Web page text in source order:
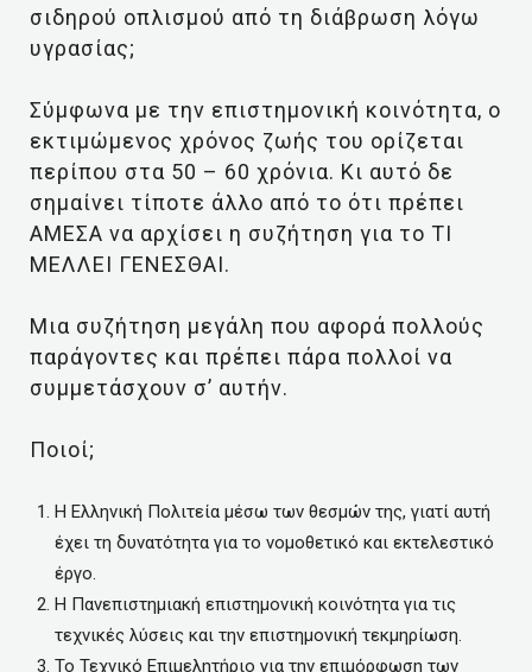
σιδηρού οπλισμού από τη διάβρωση λόγω
υγρασίας;
Σύμφωνα με την επιστημονική κοινότητα, ο
εκτιμώμενος χρόνος ζωής του ορίζεται
περίπου στα 50 – 60 χρόνια. Κι αυτό δε
σημαίνει τίποτε άλλο από το ότι πρέπει
ΑΜΕΣΑ να αρχίσει η συζήτηση για το ΤΙ
ΜΕΛΛΕΙ ΓΕΝΕΣΘΑΙ.
Μια συζήτηση μεγάλη που αφορά πολλούς
παράγοντες και πρέπει πάρα πολλοί να
συμμετάσχουν σ’ αυτήν.
Ποιοί;
Η Ελληνική Πολιτεία μέσω των θεσμών της, γιατί αυτή
έχει τη δυνατότητα για το νομοθετικό και εκτελεστικό
έργο.
Η Πανεπιστημιακή επιστημονική κοινότητα για τις
τεχνικές λύσεις και την επιστημονική τεκμηρίωση.
Το Τεχνικό Επιμελητήριο για την επιμόρφωση των